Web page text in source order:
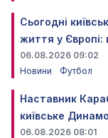
Сьогодні
життя у Європі:
06.08.2026 09:02
Новини
Футбол
Наставник
київське
06.08.2026 08:01